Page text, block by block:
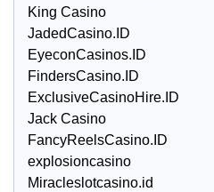
King Casino
JadedCasino.ID
EyeconCasinos.ID
FindersCasino.ID
ExclusiveCasinoHire.ID
Jack Casino
FancyReelsCasino.ID
explosioncasino
Miracleslotcasino.id